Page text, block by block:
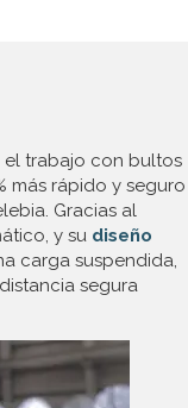
trabajo con bultos
más rápido y seguro
Gracias al
y su diseño
carga suspendida,
segura